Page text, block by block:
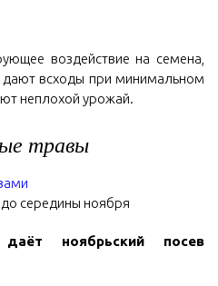
воздействие на семена,
всходы при минимальном
неплохой урожай.
травы
середины ноября
ноябрьский посев